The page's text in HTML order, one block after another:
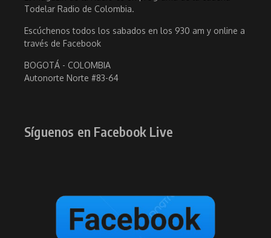
Todelar Radio de Colombia.
Escúchenos todos los sabados en los 930 am y online a
través de Facebook
BOGOTÁ - COLOMBIA
Autonorte Norte #83-64
Síguenos en Facebook Live